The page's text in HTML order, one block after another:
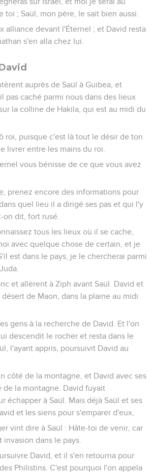
toi ; Saül, mon père, le sait bien aussi.
alliance devant l'Éternel ; et David resta
s'en alla chez lui.
auprès de Saül à Guibea, et
pas caché parmi nous dans des lieux
la colline de Hakila, qui est au midi du
roi, puisque c'est là tout le désir de ton
livrer entre les mains du roi.
vous bénisse de ce que vous avez
prenez encore des informations pour
quel lieu il a dirigé ses pas et qui l'y
on dit, fort rusé.
tous les lieux où il se cache,
avec quelque chose de certain, et je
est dans le pays, je le chercherai parmi
et allèrent à Ziph avant Saül. David et
de Maon, dans la plaine au midi
gens à la recherche de David. Et l'on
descendit le rocher et resta dans le
l'ayant appris, poursuivit David au
côté de la montagne, et David avec ses
de la montagne. David fuyait
échapper à Saül. Mais déjà Saül et ses
et les siens pour s'emparer d'eux,
vint dire à Saül : Hâte-toi de venir, car
dans le pays.
David, et il s'en retourna pour
Philistins. C'est pourquoi l'on appela